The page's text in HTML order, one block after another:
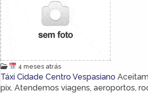
4 meses atrás
Táxi Cidade Centro Vespasiano
pix. Atendemos viagens, aeroportos,